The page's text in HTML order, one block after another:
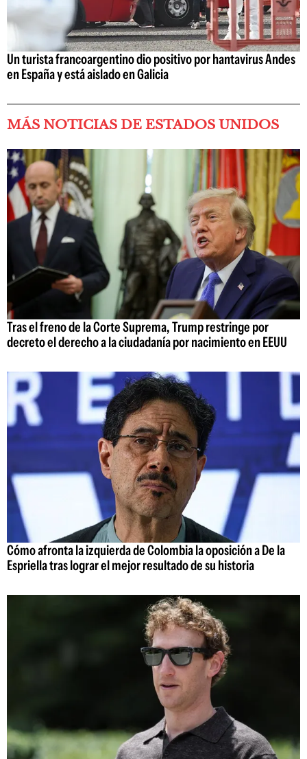
Un turista francoargentino dio positivo por hantavirus Andes
en España y está aislado en Galicia
MÁS NOTICIAS DE ESTADOS UNIDOS
Tras el freno de la Corte Suprema, Trump restringe por
decreto el derecho a la ciudadanía por nacimiento en EEUU
Cómo afronta la izquierda de Colombia la oposición a De la
Espriella tras lograr el mejor resultado de su historia